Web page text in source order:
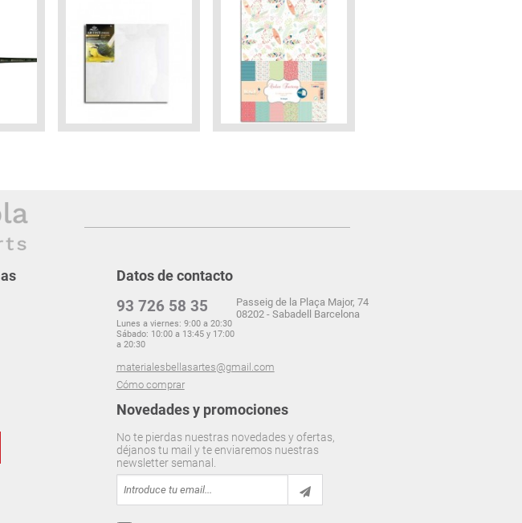
Datos de contacto
93 726 58 35
Lunes a viernes: 9:00 a 20:30
Sábado: 10:00 a 13:45 y 17:00
a 20:30
materialesbellasartes@gmail.com
Cómo comprar
Passeig de la Plaça Major, 74
08202 - Sabadell Barcelona
Novedades y promociones
No te pierdas nuestras novedades y ofertas,
déjanos tu mail y te enviaremos nuestras
newsletter semanal.